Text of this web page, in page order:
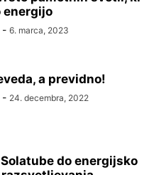
energijo
- 6. marca, 2023
a previdno!
- 24. decembra, 2022
do energijsko